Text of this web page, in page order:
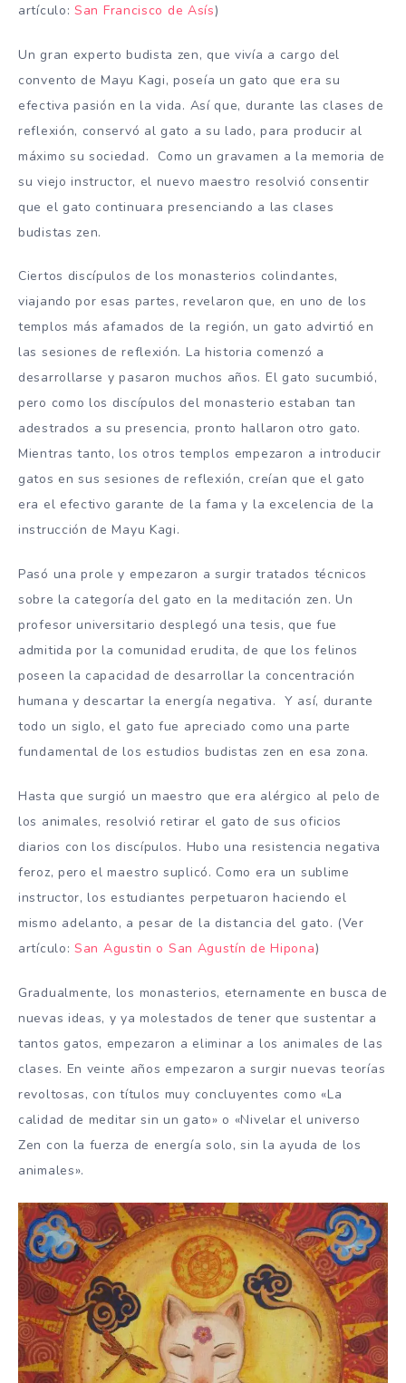
artículo:San Francisco de Asís)
Un gran experto budista zen, que vivía a cargo del
convento de Mayu Kagi, poseía un gato que era su
efectiva pasión en la vida. Así que, durante las clases de
reflexión, conservó al gato a su lado, para producir al
máximo su sociedad. Como un gravamen a la memoria de
su viejo instructor, el nuevo maestro resolvió consentir
que el gato continuara presenciando a las clases
budistas zen.
Ciertos discípulos de los monasterios colindantes,
viajando por esas partes, revelaron que, en uno de los
templos más afamados de la región, un gato advirtió en
las sesiones de reflexión. La historia comenzó a
desarrollarse y pasaron muchos años. El gato sucumbió,
pero como los discípulos del monasterio estaban tan
adestrados a su presencia, pronto hallaron otro gato.
Mientras tanto, los otros templos empezaron a introducir
gatos en sus sesiones de reflexión, creían que el gato
era el efectivo garante de la fama y la excelencia de la
instrucción de Mayu Kagi.
Pasó una prole y empezaron a surgir tratados técnicos
sobre la categoría del gato en la meditación zen. Un
profesor universitario desplegó una tesis, que fue
admitida por la comunidad erudita, de que los felinos
poseen la capacidad de desarrollar la concentración
humana y descartar la energía negativa. Y así, durante
todo un siglo, el gato fue apreciado como una parte
fundamental de los estudios budistas zen en esa zona.
Hasta que surgió un maestro que era alérgico al pelo de
los animales, resolvió retirar el gato de sus oficios
diarios con los discípulos. Hubo una resistencia negativa
feroz, pero el maestro suplicó. Como era un sublime
instructor, los estudiantes perpetuaron haciendo el
mismo adelanto, a pesar de la distancia del gato. (Ver
artículo:San Agustin o San Agustín de Hipona)
Gradualmente, los monasterios, eternamente en busca de
nuevas ideas, y ya molestados ​​de tener que sustentar a
tantos gatos, empezaron a eliminar a los animales de las
clases. En veinte años empezaron a surgir nuevas teorías
revoltosas, con títulos muy concluyentes como «La
calidad de meditar sin un gato» o «Nivelar el universo
Zen con la fuerza de energía solo, sin la ayuda de los
animales».